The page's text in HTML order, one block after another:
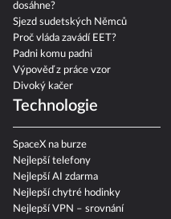
dosáhne?
Sjezd sudetských Němců
Proč vláda zavádí EET?
Padni komu padni
Výpověď z práce vzor
Divoký kačer
Technologie
SpaceX na burze
Nejlepší telefony
Nejlepší AI zdarma
Nejlepší chytré hodinky
Nejlepší VPN – srovnání